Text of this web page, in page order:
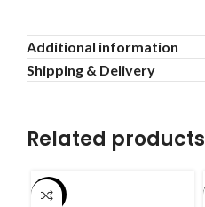
Additional information
Shipping & Delivery
Related products
-55%